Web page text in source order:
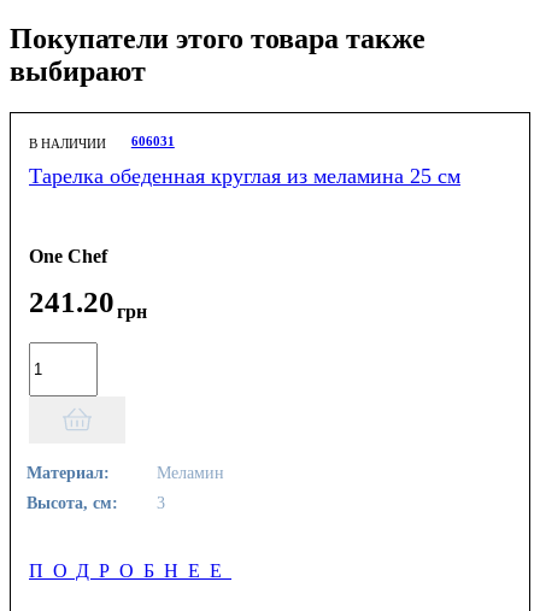
Покупатели этого товара также
выбирают
В НАЛИЧИИ 606031
Тарелка обеденная круглая из меламина 25 см
One Chef
241.20грн
Материал:
Меламин
Высота, см:
3
ПОДРОБНЕЕ